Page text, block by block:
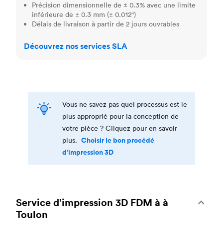
Précision dimensionnelle de ± 0.3% avec une limite
inférieure de ± 0.3 mm (± 0.012")
Délais de livraison à partir de 2 jours ouvrables
Découvrez nos services SLA
Vous ne savez pas quel processus est le
plus approprié pour la conception de
votre pièce ? Cliquez pour en savoir
plus. Choisir le bon procédé
d’impression 3D
Service d’impression 3D FDM à à
Toulon